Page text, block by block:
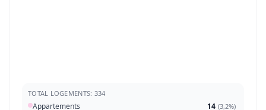
TOTAL LOGEMENTS: 334
Appartements 14 (3,2%)